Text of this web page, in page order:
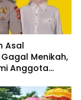
Asal
Menikah,
Anggota